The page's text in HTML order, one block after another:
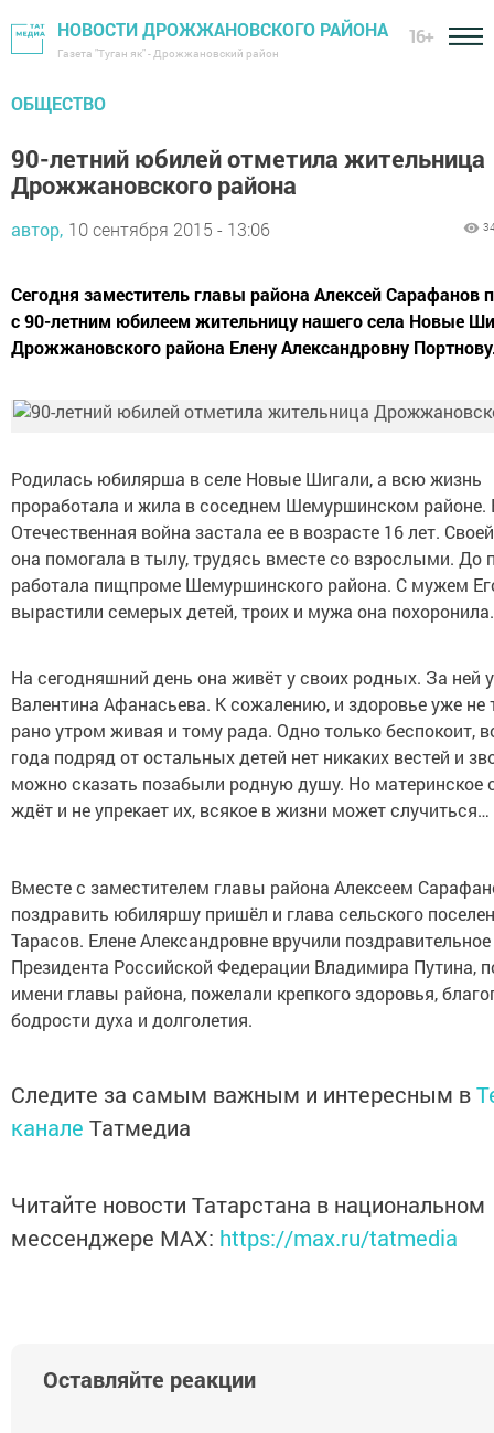
НОВОСТИ ДРОЖЖАНОВСКОГО РАЙОНА
Газета "Туган як" - Дрожжановский район
16+
ОБЩЕСТВО
90-летний юбилей отметила жительница
Дрожжановского района
автор, 10 сентября 2015 - 13:06
Сегодня заместитель главы района Алексей Сарафанов
с 90-летним юбилеем жительницу нашего села Новые
Дрожжановского района Елену Александровну
Родилась юбилярша в селе Новые Шигали, а всю жизнь
проработала и жила в соседнем Шемуршинском районе.
Отечественная война застала ее в возрасте 16 лет.
она помогала в тылу, трудясь вместе со взрослыми. До
работала пищпроме Шемуршинского района. С мужем
вырастили семерых детей, троих и мужа она похоронила.
На сегодняшний день она живёт у своих родных. За ней
Валентина Афанасьева. К сожалению, и здоровье уже не
рано утром живая и тому рада. Одно только беспокоит,
года подряд от остальных детей нет никаких вестей и
можно сказать позабыли родную душу. Но материнское
ждёт и не упрекает их, всякое в жизни может случиться…
Вместе с заместителем главы района Алексеем
поздравить юбиляршу пришёл и глава сельского
Тарасов. Елене Александровне вручили
Президента Российской Федерации Владимира Путина,
имени главы района, пожелали крепкого здоровья,
бодрости духа и долголетия.
Следите за самым важным и интересным в
канале Татмедиа
Читайте новости Татарстана в национальном
мессенджере MАХ: https://max.ru/tatmedia
Оставляйте реакции